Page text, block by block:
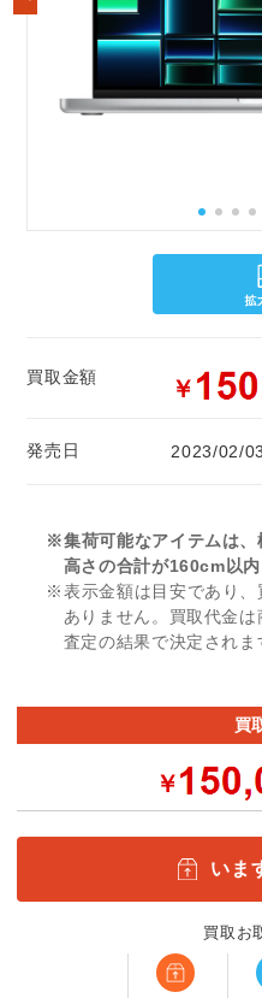
買取金額 ￥
発売日 2023/02/03
※集荷可能なアイテムは、
高さの合計が160cm以
※表示金額は目安であり、
ありません。買取代金
査定の結果で決定されま
買
￥
いま
買取お